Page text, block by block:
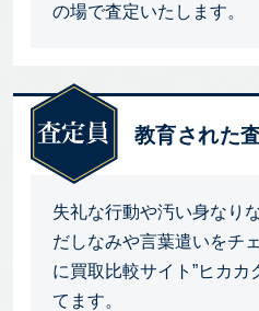
の場で査定いたします。
教育された
失礼な行動や汚い身なり
だしなみや言葉遣いをチ
に買取比較サイト”ヒカカ
てます。